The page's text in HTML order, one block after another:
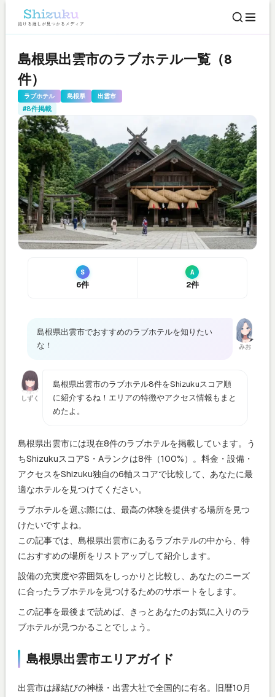
島根県出雲市のラブホテル一覧（8
件）
ラブホテル 島根県 出雲市
#8件掲載
S
6件
A
2件
みお
島根県出雲市でおすすめのラブホテルを知りたい
な！
しずく
島根県出雲市のラブホテル8件をShizukuスコア順
に紹介するね！エリアの特徴やアクセス情報もまと
めたよ。
島根県出雲市には現在8件のラブホテルを掲載しています。う
ちShizukuスコアS・Aランクは8件（100%）。料金・設備・
アクセスをShizuku独自の6軸スコアで比較して、あなたに最
適なホテルを見つけてください。
ラブホテルを選ぶ際には、最高の体験を提供する場所を見つ
けたいですよね。
この記事では、島根県出雲市にあるラブホテルの中から、特
におすすめの場所をリストアップして紹介します。
設備の充実度や雰囲気をしっかりと比較し、あなたのニーズ
に合ったラブホテルを見つけるためのサポートをします。
この記事を最後まで読めば、きっとあなたのお気に入りのラ
ブホテルが見つかることでしょう。
島根県出雲市エリアガイド
出雲市は縁結びの神様・出雲大社で全国的に有名。旧暦10月